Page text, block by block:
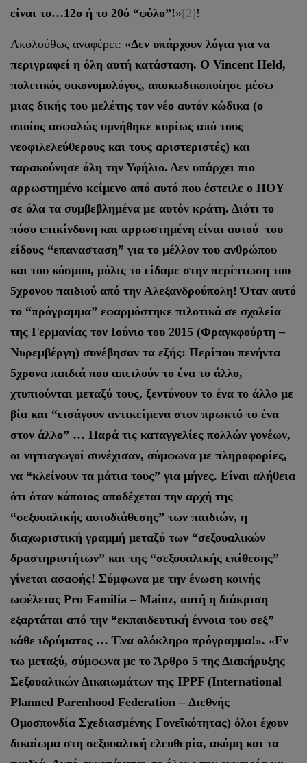
είναι το…12ο ή το 20ό “φύλο”!»[2]!
Ακολούθως αναφέρει: «Δεν υπάρχουν λόγια για να
περιγραφεί η όλη αυτή κατάσταση. Ο Vincent Held,
πολιτικός οικονομολόγος, αποκωδικοποίησε μέσω
μιας δικής του μελέτης τον νέο αυτόν κώδικα (ο
οποίος ασφαλώς υμνήθηκε κυρίως από τους
νεοφιλελεύθερους και τους αριστεριστές) και
ταρακούνησε όλη την Υφήλιο. Δεν υπάρχει πιο
αρρωστημένο κείμενο από αυτό που έστειλε ο ΠΟΥ
σε όλα τα συμβεβλημένα με αυτόν κράτη. Διότι το
πόσο επικίνδυνη και αρρωστημένη είναι αυτού του
είδους “επανασταση” για το μέλλον του ανθρώπου
και του κόσμου, μόλις το είδαμε στην περίπτωση του
5χρονου παιδιού από την Αλεξανδρούπολη! Όταν αυτό
το “πρόγραμμα” εφαρμόστηκε πιλοτικά σε σχολεία
της Γερμανίας τον Ιούνιο του 2015 (Φραγκφούρτη –
Νυρεμβέργη) συνέβησαν τα εξής: Περίπου πενήντα
5χρονα παιδιά που απειλούν το ένα το άλλο,
χτυπιούνται μεταξύ τους, ξεντύνουν το ένα το άλλο με
βία και “εισάγουν αντικείμενα στον πρωκτό το ένα
στον άλλο” … Παρά τις καταγγελίες πολλών γονέων,
οι νηπιαγωγοί συνέχισαν, σύμφωνα με πληροφορίες,
να “κλείνουν τα μάτια τους” για μήνες. Είναι αλήθεια
ότι όταν κάποιος αποδέχεται την αρχή της
“σεξουαλικής αυτοδιάθεσης” των παιδιών, η
διαχωριστική γραμμή μεταξύ των “σεξουαλικών
δραστηριοτήτων” και της “σεξουαλικής επίθεσης”
γίνεται ασαφής! Σύμφωνα με την ένωση κοινής
ωφέλειας Pro Familia – Mainz, αυτή η διάκριση
εξαρτάται από την “εκπαιδευτική έννοια του σεξ”
κάθε ιδρύματος … Ένα ολόκληρο πρόγραμμα!». «Εν
τω μεταξύ, σύμφωνα με το Άρθρο 5 της Διακήρυξης
Σεξουαλικών Δικαιωμάτων της IPPF (International
Planned Parenhood Federation – Διεθνής
Ομοσπονδία Σχεδιασμένης Γονεϊκότητας) όλοι έχουν
δικαίωμα στη σεξουαλική ελευθερία, ακόμη και τα